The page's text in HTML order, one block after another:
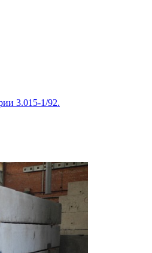
3.015-1/92.